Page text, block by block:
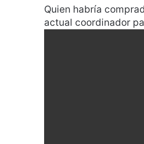
Quien habría
actual coordinador